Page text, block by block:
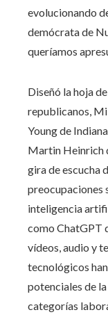
evolucionando
demócrata de
queríamos
Diseñó la hoja
republicanos,
Young de
Martin Heinrich
gira de escucha
preocupaciones
inteligencia
como ChatGPT
vídeos, audio y
tecnológicos
potenciales de
categorías